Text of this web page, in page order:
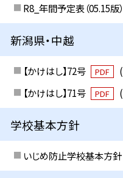
R8_年間予定表（05.15版
新潟県・中越
【かけはし】72号 PDF
【かけはし】71号
PDF
学校基本方針
いじめ防止学校基本方針